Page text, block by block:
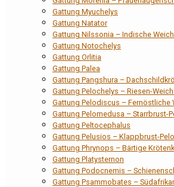
Gattung Myuchelys
Gattung Natator
Gattung Nilssonia – Indische
Gattung Notochelys
Gattung Orlitia
Gattung Palea
Gattung Pangshura –
Gattung Pelochelys – Riesen-
Gattung Pelodiscus – Fernöstliche
Gattung Pelomedusa – Starrbrust-
Gattung Peltocephalus
Gattung Pelusios – Klappbrust-
Gattung Phrynops – Bärtige
Gattung Platysternon
Gattung Podocnemis –
Gattung Psammobates –